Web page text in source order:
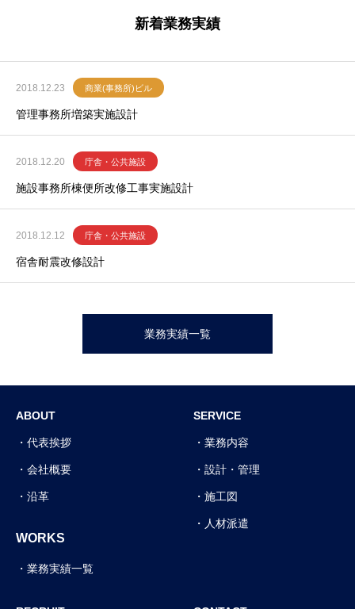
新着業務実績
2018.12.23 商業(事務所)ビル
管理事務所増築実施設計
2018.12.20 庁舎・公共施設
施設事務所棟便所改修工事実施設計
2018.12.12 庁舎・公共施設
宿舎耐震改修設計
業務実績一覧
ABOUT
代表挨拶
会社概要
沿革
WORKS
業務実績一覧
SERVICE
業務内容
設計・管理
施工図
人材派遣